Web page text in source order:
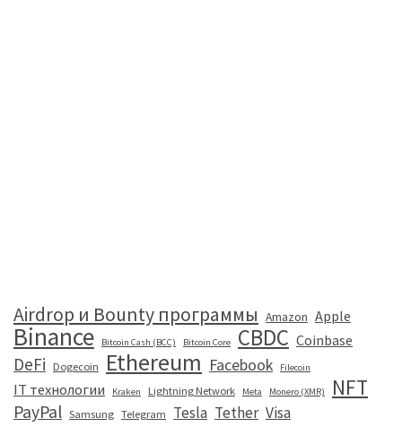
Airdrop и Bounty программы Amazon Apple
Binance Bitcoin Cash (BCC) Bitcoin Core CBDC Coinbase
DeFi Dogecoin Ethereum Facebook Filecoin
IT технологии Kraken Lightning Network Meta Monero (XMR) NFT
PayPal Samsung Telegram Tesla Tether Visa